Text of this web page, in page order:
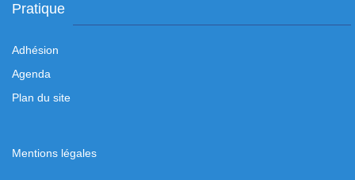
Pratique
Adhésion
Agenda
Plan du site
Mentions légales